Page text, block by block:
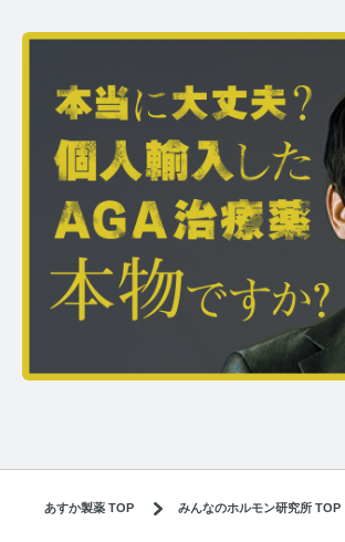
あすか製薬 TOP みんなのホルモン研究所 TOP